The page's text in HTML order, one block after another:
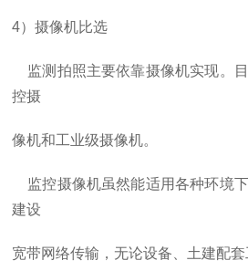
4）摄像机比选
监测拍照主要依靠摄像机实现。
控摄
像机和工业级摄像机。
监控摄像机虽然能适用各种环境
建设
宽带网络传输，无论设备、土建配套